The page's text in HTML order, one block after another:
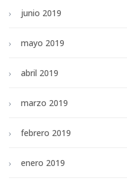
junio 2019
mayo 2019
abril 2019
marzo 2019
febrero 2019
enero 2019